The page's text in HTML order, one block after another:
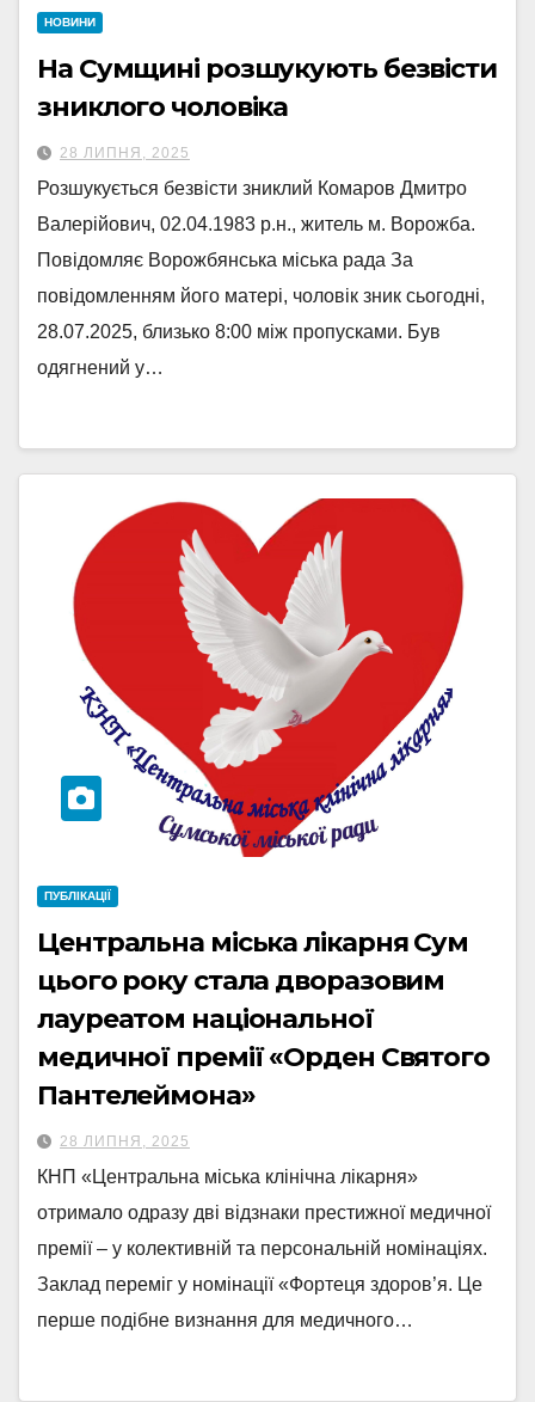
НОВИНИ
На Сумщині розшукують безвісти
зниклого чоловіка
28 ЛИПНЯ, 2025
Розшукується безвісти зниклий Комаров Дмитро
Валерійович, 02.04.1983 р.н., житель м. Ворожба.
Повідомляє Ворожбянська міська рада За
повідомленням його матері, чоловік зник сьогодні,
28.07.2025, близько 8:00 між пропусками. Був
одягнений у…
ПУБЛІКАЦІЇ
Центральна міська лікарня Сум
цього року стала дворазовим
лауреатом національної
медичної премії «Орден Святого
Пантелеймона»
28 ЛИПНЯ, 2025
КНП «Центральна міська клінічна лікарня»
отримало одразу дві відзнаки престижної медичної
премії – у колективній та персональній номінаціях.
Заклад переміг у номінації «Фортеця здоров’я. Це
перше подібне визнання для медичного…